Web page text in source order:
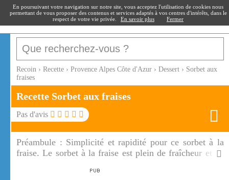
recoin.fr
Recoin › Recette › Provence Alpes Côte d'Azur › Dessert › Sorbet aux
fraises
Recette Sorbet aux fraises
Pas d'avis
Préambule : Simplicité et rapidité pour ce sorbet à la
fraise. Le sorbet à la fraise est plein de fraîcheur et de
En poursuivant votre navigation sur notre site, vous acceptez l'utilisation de cookies nous
permettant de vous proposer des contenus et services adaptés à vos centres d'intérêts, dans le
respect de votre vie privée.
En savoir plus Fermer